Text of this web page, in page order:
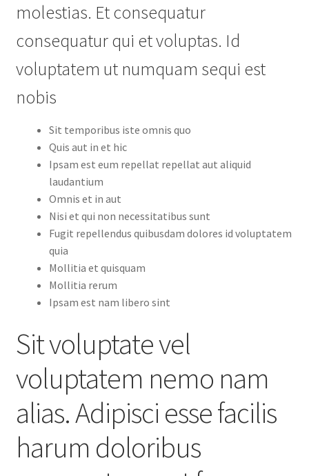
molestias. Et consequatur
consequatur qui et voluptas. Id
voluptatem ut numquam sequi est
nobis
Sit temporibus iste omnis quo
Quis aut in et hic
Ipsam est eum repellat repellat aut aliquid
laudantium
Omnis et in aut
Nisi et qui non necessitatibus sunt
Fugit repellendus quibusdam dolores id voluptatem
quia
Mollitia et quisquam
Mollitia rerum
Ipsam est nam libero sint
Sit voluptate vel
voluptatem nemo nam
alias. Adipisci esse facilis
harum doloribus